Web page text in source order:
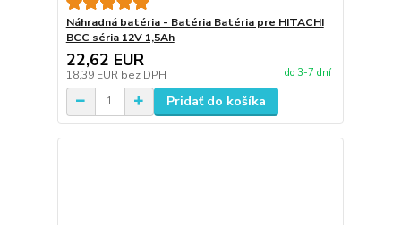
Náhradná batéria - Batéria Batéria pre HITACHI
BCC séria 12V 1,5Ah
22,62 EUR
18,39 EUR bez DPH do 3-7 dní
Pridať do košíka